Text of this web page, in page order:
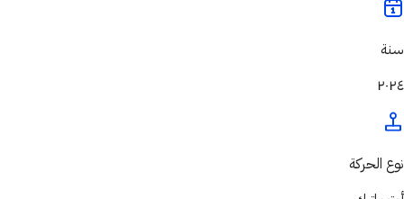
سنة
٢٠٢٤
نوع الحركة